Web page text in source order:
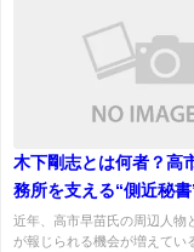
木下剛志とは何者？高
務所を支える“側近秘書
や役割を整理
近年、高市早苗氏の周辺人物
が報じられる機会が増えてい